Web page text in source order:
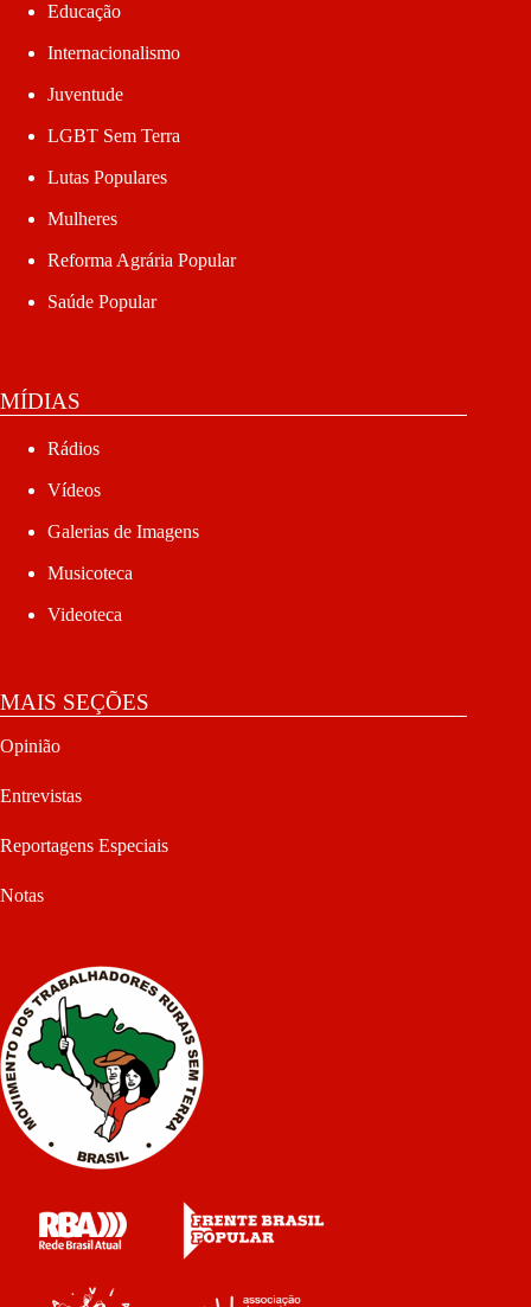
Educação
Internacionalismo
Juventude
LGBT Sem Terra
Lutas Populares
Mulheres
Reforma Agrária Popular
Saúde Popular
MÍDIAS
Rádios
Vídeos
Galerias de Imagens
Musicoteca
Videoteca
MAIS SEÇÕES
Opinião
Entrevistas
Reportagens Especiais
Notas